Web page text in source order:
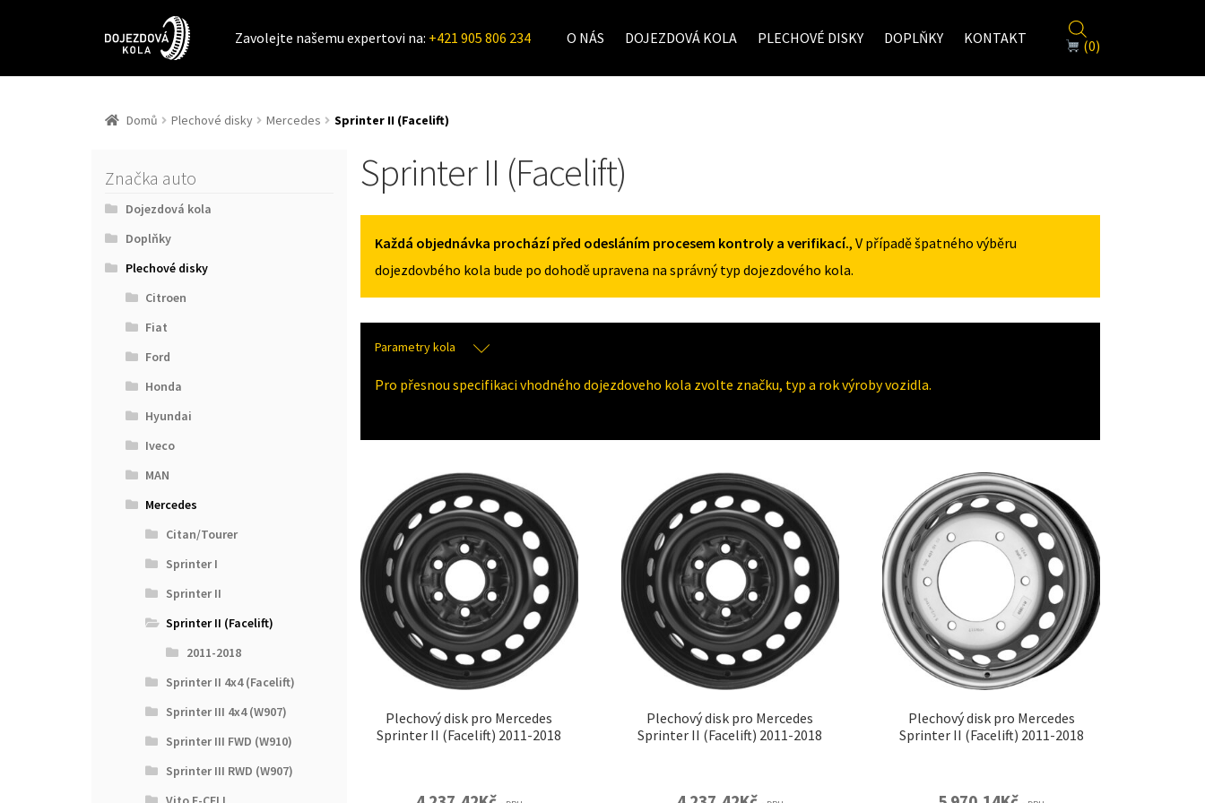
Zavolejte našemu expertovi na: +421 905 806 234 O NÁS DOJEZDOVÁ KOLA PLECHOVÉ DISKY DOPLŇKY KONTAKT (0)
Domů Plechové disky Mercedes Sprinter II (Facelift)
Značka auto
Dojezdová kola
Doplňky
Plechové disky
Citroen
Fiat
Ford
Honda
Hyundai
Iveco
MAN
Mercedes
Citan/Tourer
Sprinter I
Sprinter II
Sprinter II (Facelift)
2011-2018
Sprinter II 4x4 (Facelift)
Sprinter III 4x4 (W907)
Sprinter III FWD (W910)
Sprinter III RWD (W907)
Sprinter II (Facelift)
Každá objednávka prochází před odesláním procesem kontroly a verifikací., V případě špatného výběru
dojezdovbého kola bude po dohodě upravena na správný typ dojezdového kola.
Parametry kola
Pro přesnou specifikaci vhodného dojezdoveho kola zvolte značku, typ a rok výroby vozidla.
Plechový disk pro Mercedes
Sprinter II (Facelift) 2011-2018
Plechový disk pro Mercedes
Sprinter II (Facelift) 2011-2018
Plechový disk pro Mercedes
Sprinter II (Facelift) 2011-2018